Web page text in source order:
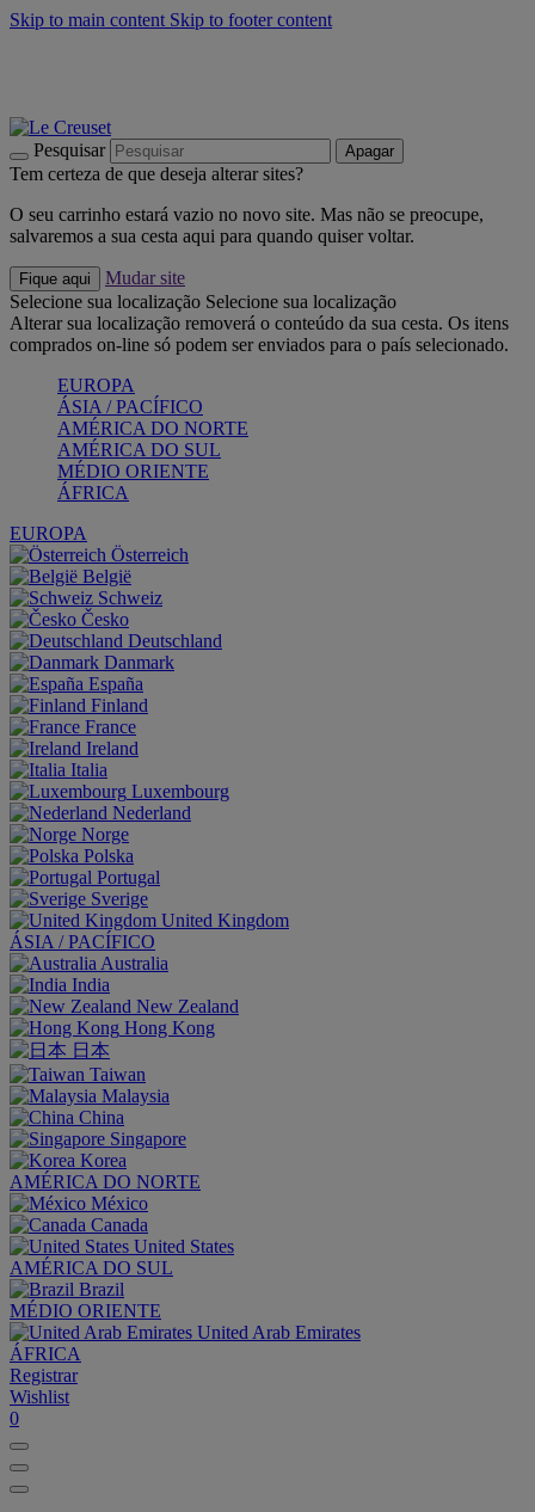
Skip to main content Skip to footer content
Pesquisar Apagar
Tem certeza de que deseja alterar sites?
O seu carrinho estará vazio no novo site. Mas não se preocupe,
salvaremos a sua cesta aqui para quando quiser voltar.
Fique aqui
Mudar site
Selecione sua localização Selecione sua localização
Alterar sua localização removerá o conteúdo da sua cesta. Os itens
comprados on-line só podem ser enviados para o país selecionado.
EUROPA
ÁSIA / PACÍFICO
AMÉRICA DO NORTE
AMÉRICA DO SUL
MÉDIO ORIENTE
ÁFRICA
EUROPA
Österreich
België
Schweiz
Česko
Deutschland
Danmark
España
Finland
France
Ireland
Italia
Luxembourg
Nederland
Norge
Polska
Portugal
Sverige
United Kingdom
ÁSIA / PACÍFICO
Australia
India
New Zealand
Hong Kong
日本
Taiwan
Malaysia
China
Singapore
Korea
AMÉRICA DO NORTE
México
Canada
United States
AMÉRICA DO SUL
Brazil
MÉDIO ORIENTE
United Arab Emirates
ÁFRICA
Registrar
Wishlist
0